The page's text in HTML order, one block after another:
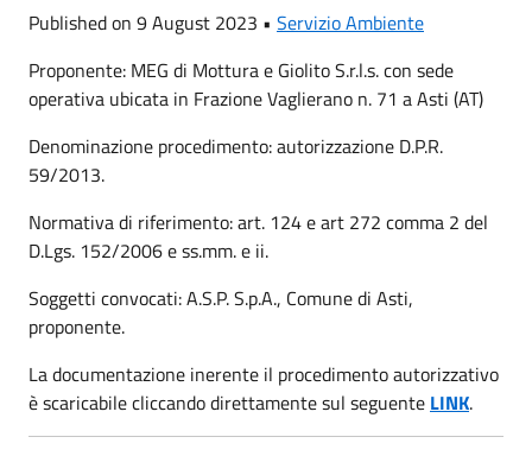
Published on 9 August 2023 • Servizio Ambiente
Proponente: MEG di Mottura e Giolito S.r.l.s. con sede
operativa ubicata in Frazione Vaglierano n. 71 a Asti (AT)
Denominazione procedimento: autorizzazione D.P.R.
59/2013.
Normativa di riferimento: art. 124 e art 272 comma 2 del
D.Lgs. 152/2006 e ss.mm. e ii.
Soggetti convocati: A.S.P. S.p.A., Comune di Asti,
proponente.
La documentazione inerente il procedimento autorizzativo
è scaricabile cliccando direttamente sul seguente LINK.